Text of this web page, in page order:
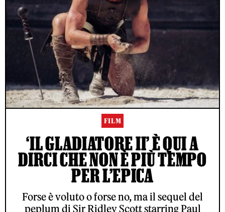
FILM
‘IL GLADIATORE II’ È QUI A
DIRCI CHE NON È PIÙ TEMPO
PER L’EPICA
Forse è voluto o forse no, ma il sequel del
peplum di Sir Ridley Scott starring Paul